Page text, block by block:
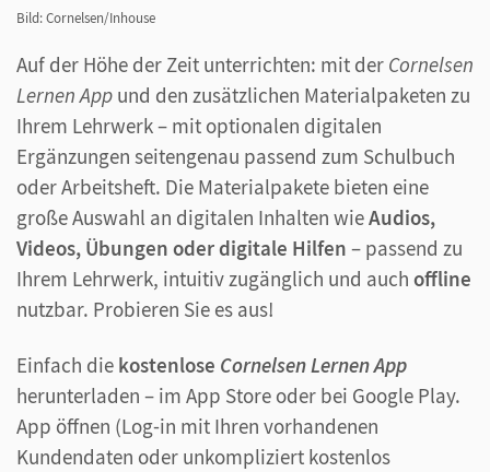
Bild: Cornelsen/Inhouse
Auf der Höhe der Zeit unterrichten: mit der Cornelsen
Lernen App und den zusätzlichen Materialpaketen zu
Ihrem Lehrwerk – mit optionalen digitalen
Ergänzungen seitengenau passend zum Schulbuch
oder Arbeitsheft. Die Materialpakete bieten eine
große Auswahl an digitalen Inhalten wieAudios,
Videos, Übungen oder digitale Hilfen – passend zu
Ihrem Lehrwerk, intuitiv zugänglich und auch offline
nutzbar. Probieren Sie es aus!
Einfach die kostenlose Cornelsen Lernen App
herunterladen – im App Store oder bei Google Play.
App öffnen (Log-in mit Ihren vorhandenen
Kundendaten oder unkompliziert kostenlos